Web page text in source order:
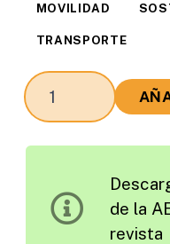
MOVILIDAD
TRANSPORTE
Organización
del
de la
revista